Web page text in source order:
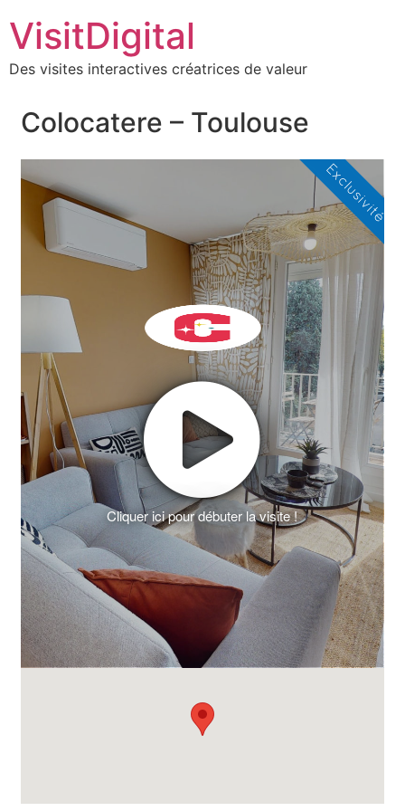
VisitDigital
Des visites interactives créatrices de valeur
Colocatere – Toulouse
Cliquer ici pour débuter la visite !